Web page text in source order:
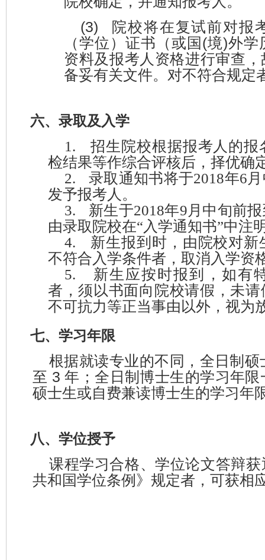
(3)
院校将在复试前对报
（学位）证书（或国 (境)外学
资料及报考人资格进行审查
备妥有关文件。对不符合规定
六、录取及入学
1.
招生院校根据报考人的
检结果等作综合评核后，择优确
2.
录取通知书将于201 8年6
发予报考人。
3.
新生于201 8年9 月中旬前
由录取院校在“入学通知书”中注
4.
新生报到时，由院校对新
不符合入学条件者，取消入学资
5.
新生应按时报到，如有
者，须以书面向院校请假 ， 未请
不可抗力等正当事由以外，视为
七、学习年限
根据就读专业的不同，全日制
至 3年；全日制博士生的学习年限
硕士生或自费兼读博士生的学习年
八、学位授予
课程学习合格、学位论文答辩
共和国学位条例》规定者，可获相